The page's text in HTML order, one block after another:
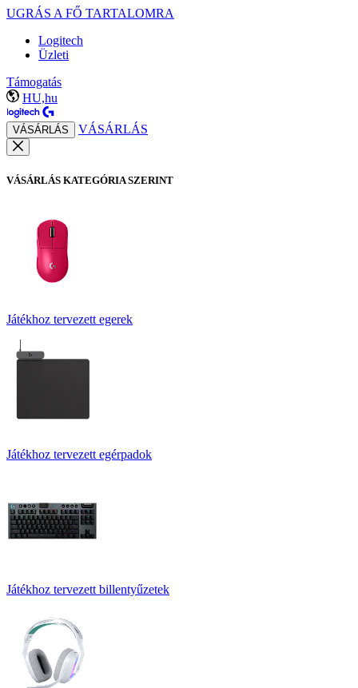
UGRÁS A FŐ TARTALOMRA
Logitech
Üzleti
Támogatás
HU,hu
VÁSÁRLÁS VÁSÁRLÁS
VÁSÁRLÁS KATEGÓRIA SZERINT
Játékhoz tervezett egerek
Játékhoz tervezett egérpadok
Játékhoz tervezett billentyűzetek